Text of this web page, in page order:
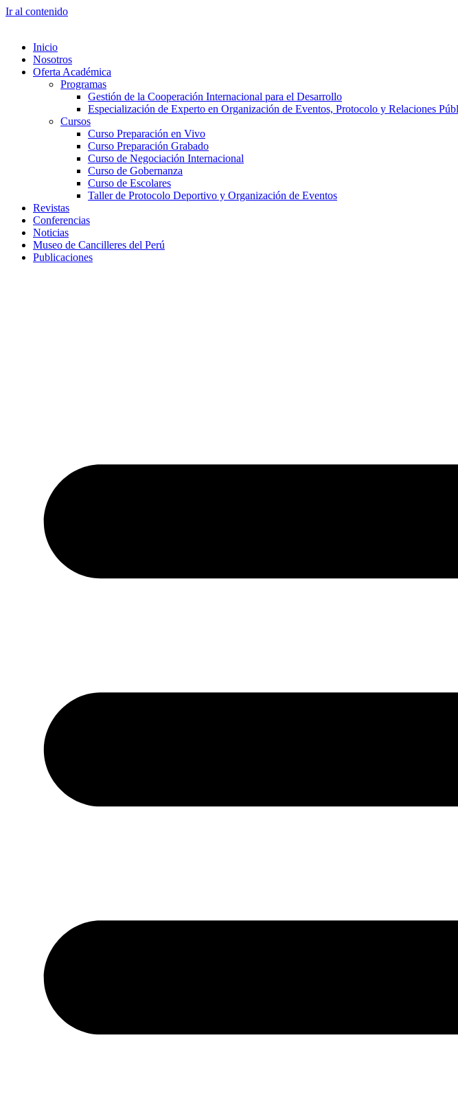
Ir al contenido
Inicio
Nosotros
Oferta Académica
Programas
Gestión de la Cooperación Internacional para el Desarrollo
Especialización de Experto en Organización de Eventos, Protocolo y Relaciones
Cursos
Curso Preparación en Vivo
Curso Preparación Grabado
Curso de Negociación Internacional
Curso de Gobernanza
Curso de Escolares
Taller de Protocolo Deportivo y Organización de Eventos
Revistas
Conferencias
Noticias
Museo de Cancilleres del Perú
Publicaciones